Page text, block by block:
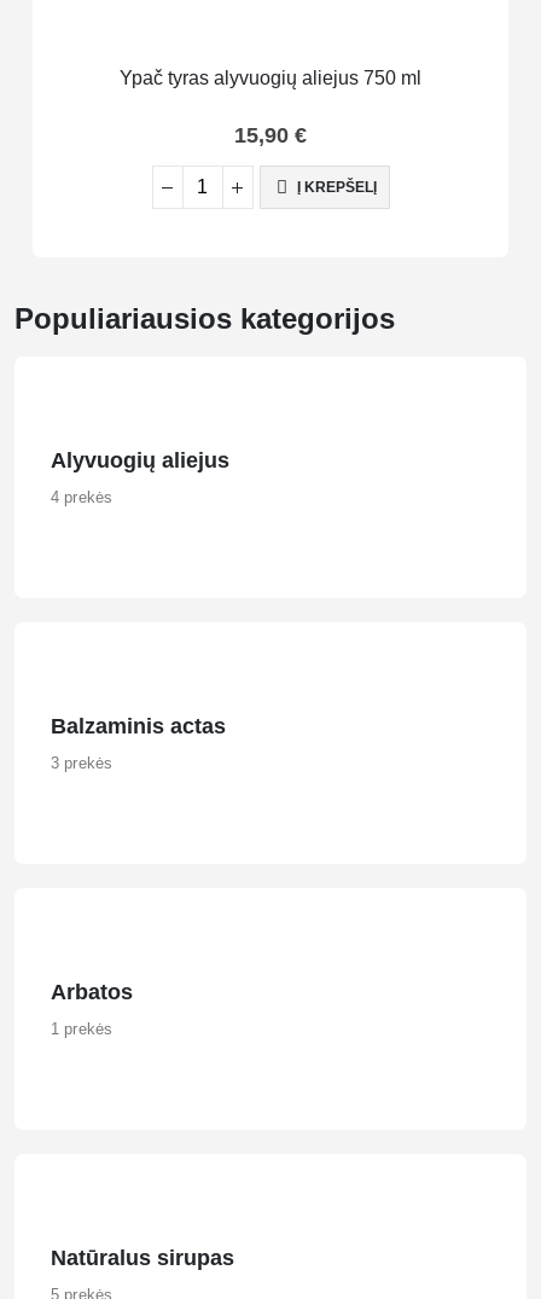
Ypač tyras alyvuogių aliejus 750 ml
15,90 €
Į KREPŠELĮ
Populiariausios kategorijos
Alyvuogių aliejus
4 prekės
Balzaminis actas
3 prekės
Arbatos
1 prekės
Natūralus sirupas
5 prekės